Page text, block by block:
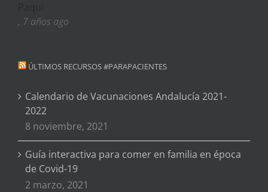
, 7 años ago
ÚLTIMOS RECURSOS #PARAPACIENTES
Calendario de Vacunaciones Andalucía 2021-
2022
8 noviembre, 2021
Guía interactiva para comer en familia en época
de Covid-19
2 marzo, 2021